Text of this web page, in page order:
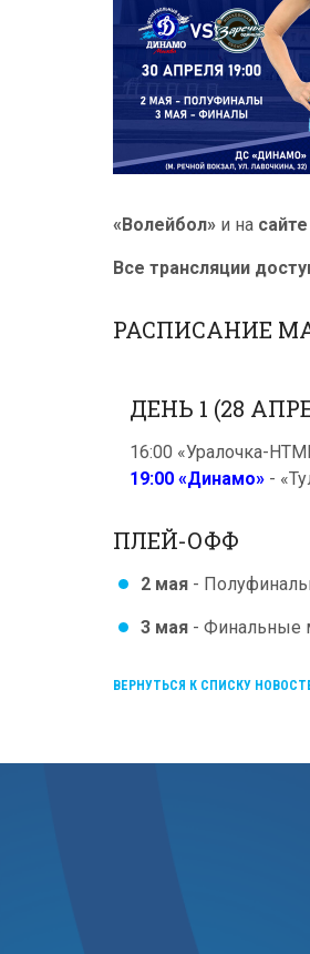
«Волейбол» и на
Все трансляции
РАСПИСАНИЕ
ДЕНЬ 1 (28
16:00 «Уралочка-
19:00 «Динамо» -
ПЛЕЙ-ОФФ
2 мая -
3 мая - Финальные
ВЕРНУТЬСЯ К СПИСКУ